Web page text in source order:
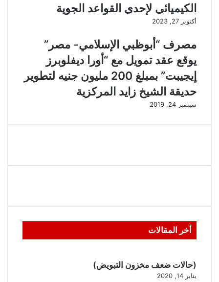
الكيميائى لإحدى القواعد الجوية
أكتوبر 27, 2023
مصرف “أبوظبي الإسلامي- مصر”
يوقع عقد تمويل مع “أورا ديفلوبرز
إيجيبت” بمبلغ 200 مليون جنيه لتطوير
حديقة الشيخ زايد المركزية
سبتمبر 24, 2019
أخر المقالات
(حالات ضعف مخزون التبويض)
يناير 14, 2020